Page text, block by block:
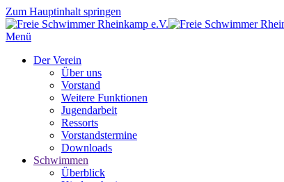
Zum Hauptinhalt springen
Menü
Der Verein
Über uns
Vorstand
Weitere Funktionen
Jugendarbeit
Ressorts
Vorstandstermine
Downloads
Schwimmen
Überblick